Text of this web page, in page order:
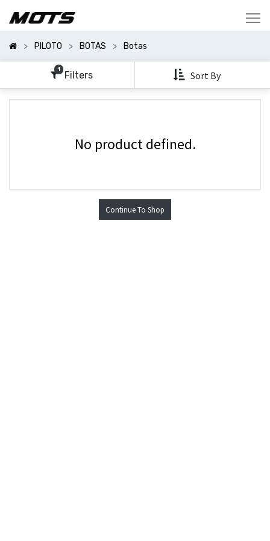
PILOTO BOTAS Botas
1 Filters Sort By
Categorías
Mostrar
Opciones
No product defined.
Continue To Shop